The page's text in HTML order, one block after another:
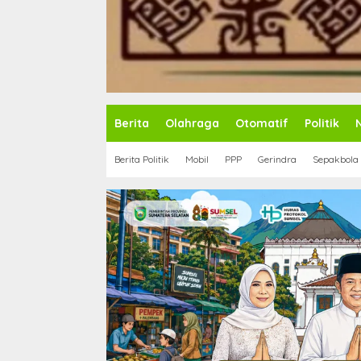
Berita Olahraga Otomatif Politik
Berita Politik Mobil PPP Gerindra Sepakbola